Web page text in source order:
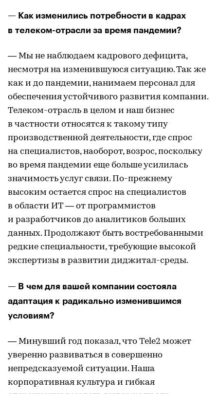
— Как изменились потребности в кадрах
в телеком-отрасли за время пандемии?
— Мы не наблюдаем кадрового дефицита,
несмотря на изменившуюся ситуацию. Так же
как и до пандемии, нанимаем персонал для
обеспечения устойчивого развития компании.
Телеком-отрасль в целом и наш бизнес
в частности относятся к такому типу
производственной деятельности, где спрос
на специалистов, наоборот, возрос, поскольку
во время пандемии еще больше усилилась
значимость услуг связи. По-прежнему
высоким остается спрос на специалистов
в области ИТ — от программистов
и разработчиков до аналитиков больших
данных. Продолжают быть востребованными
редкие специальности, требующие высокой
экспертизы в развитии диджитал-среды.
— В чем для вашей компании состояла
адаптация к радикально изменившимся
условиям?
— Минувший год показал, что Tele2 может
уверенно развиваться в совершенно
непредсказуемой ситуации. Наша
корпоративная культура и гибкая